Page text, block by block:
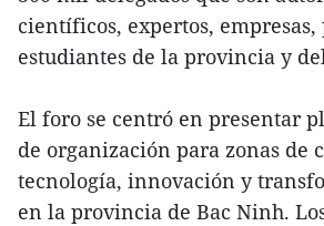
científicos, expertos, empresas,
estudiantes de la provincia y
El foro se centró en presentar
de organización para zonas de
tecnología, innovación y
en la provincia de Bac Ninh.